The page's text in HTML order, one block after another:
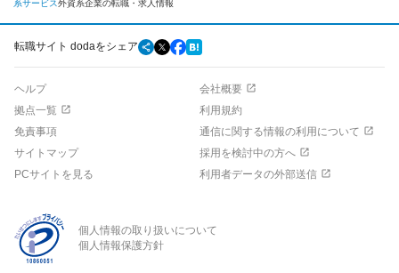
系サービス外資系企業の転職・求人情報
転職サイト dodaをシェア
ヘルプ
会社概要
拠点一覧
利用規約
免責事項
通信に関する情報の利用について
サイトマップ
採用を検討中の方へ
PCサイトを見る
利用者データの外部送信
個人情報の取り扱いについて
個人情報保護方針